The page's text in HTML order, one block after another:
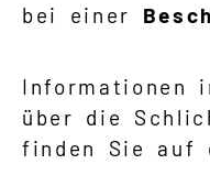
bei einer
Informationen
über die
finden Sie auf